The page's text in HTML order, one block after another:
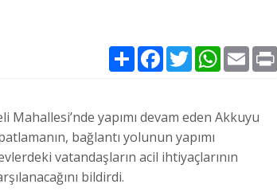
PaylaşFacebookTwitterWhatsApp
Email
yapımı devam eden Akkuyu
bağlantı yolunun yapımı
vatandaşların acil ihtiyaçlarının
bildirdi.